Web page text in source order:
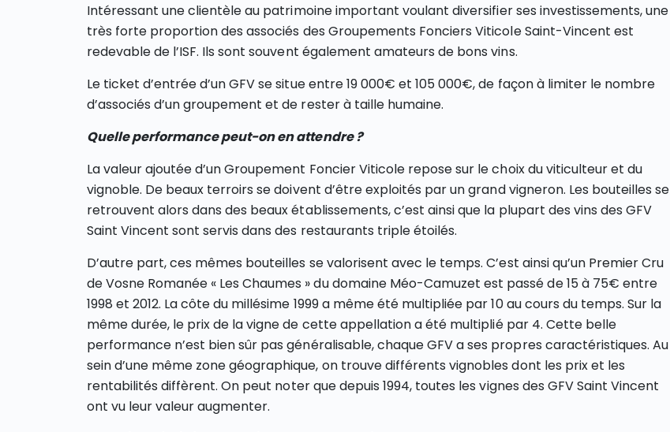
Intéressant une clientèle au patrimoine important voulant diversifier ses investissements, une
très forte proportion des associés des Groupements Fonciers Viticole Saint-Vincent est
redevable de l’ISF. Ils sont souvent également amateurs de bons vins.
Le ticket d’entrée d’un GFV se situe entre 19 000€ et 105 000€, de façon à limiter le nombre
d’associés d’un groupement et de rester à taille humaine.
Quelle performance peut-on en attendre ?
La valeur ajoutée d’un Groupement Foncier Viticole repose sur le choix du viticulteur et du
vignoble. De beaux terroirs se doivent d’être exploités par un grand vigneron. Les bouteilles se
retrouvent alors dans des beaux établissements, c’est ainsi que la plupart des vins des GFV
Saint Vincent sont servis dans des restaurants triple étoilés.
D’autre part, ces mêmes bouteilles se valorisent avec le temps. C’est ainsi qu’un Premier Cru
de Vosne Romanée « Les Chaumes » du domaine Méo-Camuzet est passé de 15 à 75€ entre
1998 et 2012. La côte du millésime 1999 a même été multipliée par 10 au cours du temps. Sur la
même durée, le prix de la vigne de cette appellation a été multiplié par 4. Cette belle
performance n’est bien sûr pas généralisable, chaque GFV a ses propres caractéristiques. Au
sein d’une même zone géographique, on trouve différents vignobles dont les prix et les
rentabilités diffèrent. On peut noter que depuis 1994, toutes les vignes des GFV Saint Vincent
ont vu leur valeur augmenter.